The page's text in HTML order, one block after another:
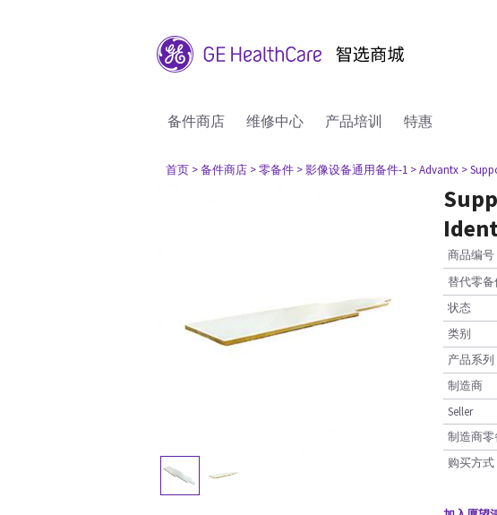
备件商店 维修中心 产品培训 特惠
首页 > 备件商店 > 零备件 > 影像设备通用备件-1 > Advantx >
商品编号
替代零备
状态
类别
产品系列
制造商
Seller
制造商
购买方式